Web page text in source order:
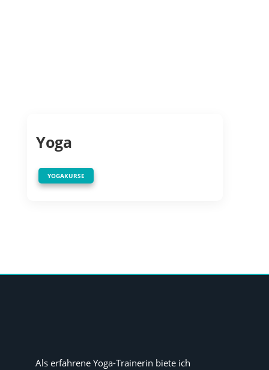
Yoga
YOGAKURSE
Als erfahrene Yoga-Trainerin biete ich